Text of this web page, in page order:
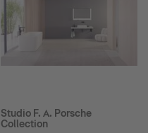
Studio F. A. Porsche
Collection